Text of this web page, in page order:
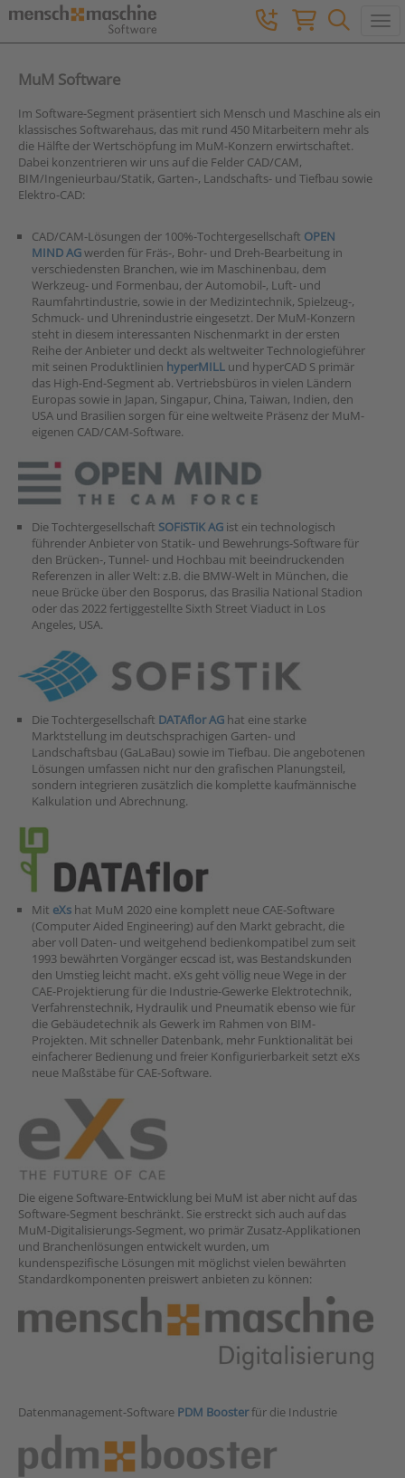
MuM Software
Im Software-Segment präsentiert sich Mensch und Maschine als ein
klassisches Softwarehaus, das mit rund 450 Mitarbeitern mehr als
die Hälfte der Wertschöpfung im MuM-Konzern erwirtschaftet.
Dabei konzentrieren wir uns auf die Felder CAD/CAM,
BIM/Ingenieurbau/Statik, Garten-, Landschafts- und Tiefbau sowie
Elektro-CAD:
CAD/CAM-Lösungen der 100%-Tochtergesellschaft OPEN
MIND AGwerden für Fräs-, Bohr- und Dreh-Bearbeitung in
verschiedensten Branchen, wie im Maschinenbau, dem
Werkzeug- und Formenbau, der Automobil-, Luft- und
Raumfahrtindustrie, sowie in der Medizintechnik, Spielzeug-,
Schmuck- und Uhrenindustrie eingesetzt. Der MuM-Konzern
steht in diesem interessanten Nischenmarkt in der ersten
Reihe der Anbieter und deckt als weltweiter Technologieführer
mit seinen Produktlinien hyperMILL und hyperCAD S primär
das High-End-Segment ab. Vertriebsbüros in vielen Ländern
Europas sowie in Japan, Singapur, China, Taiwan, Indien, den
USA und Brasilien sorgen für eine weltweite Präsenz der MuM-
eigenen CAD/CAM-Software.
Die Tochtergesellschaft SOFiSTiK AG ist ein technologisch
führender Anbieter von Statik- und Bewehrungs-Software für
den Brücken-, Tunnel- und Hochbau mit beeindruckenden
Referenzen in aller Welt: z.B. die BMW-Welt in München, die
neue Brücke über den Bosporus, das Brasilia National Stadion
oder das 2022 fertiggestellte Sixth Street Viaduct in Los
Angeles, USA.
Die Tochtergesellschaft DATAflor AG hat eine starke
Marktstellung im deutschsprachigen Garten- und
Landschaftsbau (GaLaBau) sowie im Tiefbau. Die angebotenen
Lösungen umfassen nicht nur den grafischen Planungsteil,
sondern integrieren zusätzlich die komplette kaufmännische
Kalkulation und Abrechnung.
Mit eXs hat MuM 2020 eine komplett neue CAE-Software
(Computer Aided Engineering) auf den Markt gebracht, die
aber voll Daten- und weitgehend bedienkompatibel zum seit
1993 bewährten Vorgänger ecscad ist, was Bestandskunden
den Umstieg leicht macht. eXs geht völlig neue Wege in der
CAE-Projektierung für die Industrie-Gewerke Elektrotechnik,
Verfahrenstechnik, Hydraulik und Pneumatik ebenso wie für
die Gebäudetechnik als Gewerk im Rahmen von BIM-
Projekten. Mit schneller Datenbank, mehr Funktionalität bei
einfacherer Bedienung und freier Konfigurierbarkeit setzt eXs
neue Maßstäbe für CAE-Software.
Die eigene Software-Entwicklung bei MuM ist aber nicht auf das
Software-Segment beschränkt. Sie erstreckt sich auch auf das
MuM-Digitalisierungs-Segment, wo primär Zusatz-Applikationen
und Branchenlösungen entwickelt wurden, um
kundenspezifische Lösungen mit möglichst vielen bewährten
Standardkomponenten preiswert anbieten zu können:
Datenmanagement-Software PDM Boosterfür die Industrie